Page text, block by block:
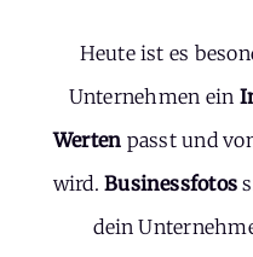
Heute ist es
Unternehmen ein
Werten passt und
wird.Businessfotos
dein